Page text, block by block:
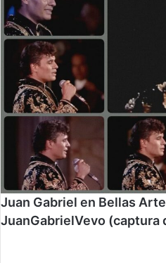
Juan Gabriel en Bellas
JuanGabrielVevo (captura